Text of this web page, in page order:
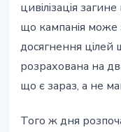
цивілізація
що кампанія може
досягнення цілей
розрахована на
що є зараз, а не
Того ж дня